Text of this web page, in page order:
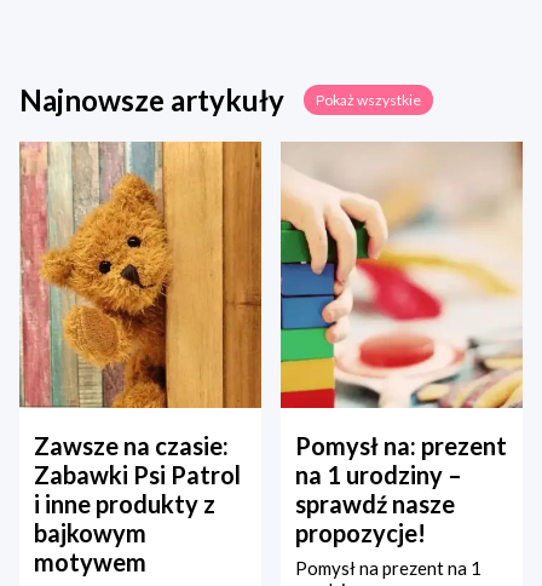
Najnowsze artykuły Pokaż wszystkie
Zawsze na czasie:
Zabawki Psi Patrol
i inne produkty z
bajkowym
motywem
Pomysł na: prezent
na 1 urodziny –
sprawdź nasze
propozycje!
Pomysł na prezent na 1